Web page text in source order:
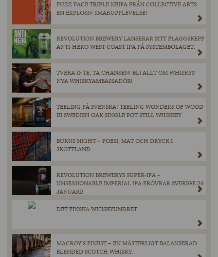
FUZZ FACE TRIPLE NEIPA FRÅN COLLECTIVE ARTS:
EN EXPLOSIV SMAKUPPLEVELSE!
REVOLUTION BREWERY LANSERAR SITT FLAGGSKEPP
ANTI-HERO WEST COAST IPA PÅ SYSTEMBOLAGET.
TVEKA INTE, TA CHANSEN! BLI ALLT OM WHISKYS
NYA WHISKYAMBASSADÖR!
TEELING PÅ SVENSKA! TEELING WONDERS OF WOOD
III SWEDISH OAK SINGLE POT STILL WHISKEY.
BURNS NIGHT – POESI, MAT OCH DRYCK I
SKOTTLAND.
REVOLUTION BREWERYS SUPER-IPA –
UNSESSIONABLE IMPERIAL IPA ERÖVRAR SVERIGE 26
JANUARI!
DET FINSKA WHISKYUNDRET
MACROY’S FINEST – EN MÄSTERLIGT BALANSERAD
BLENDED SCOTCH WHISKY.